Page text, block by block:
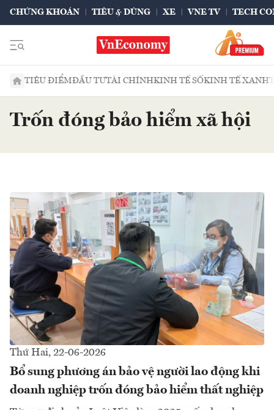
CHỨNG KHOÁN TIÊU & DÙNG XE VNE TV TECH
TIÊU ĐIỂMĐẦU TƯTÀI CHÍNHKINH TẾ SỐKINH TẾ XANH
Trốn đóng bảo hiểm xã hội
Thứ Hai, 22-06-2026
Bổ sung phương án bảo vệ người lao động khi
doanh nghiệp trốn đóng bảo hiểm thất nghiệp